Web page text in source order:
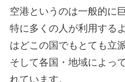
空港というのは一般的に
特に多くの人が利用する
はどこの国でもとても立
そして各国・地域によっ
れています。